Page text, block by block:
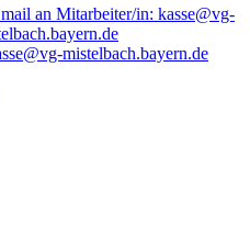
mistelbach.bayern.de